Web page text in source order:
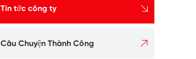
Tin tức công ty 
Câu Chuyện Thành Công 